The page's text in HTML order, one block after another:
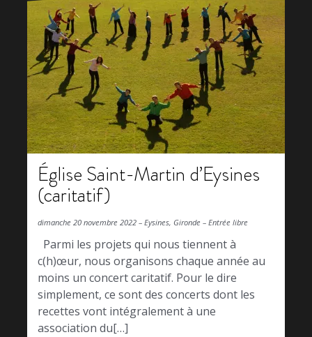
Église Saint-Martin d’Eysines
(caritatif)
dimanche 20 novembre 2022 – Eysines, Gironde – Entrée libre
Parmi les projets qui nous tiennent à
c(h)œur, nous organisons chaque année au
moins un concert caritatif. Pour le dire
simplement, ce sont des concerts dont les
recettes vont intégralement à une
association du[…]